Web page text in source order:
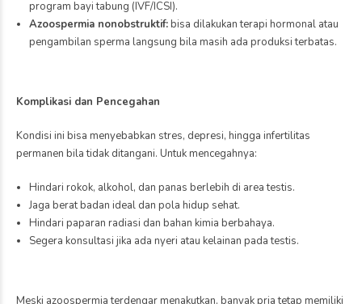
program bayi tabung (IVF/ICSI).
Azoospermia nonobstruktif:bisa dilakukan terapi hormonal atau
pengambilan sperma langsung bila masih ada produksi terbatas.
Komplikasi dan Pencegahan
Kondisi ini bisa menyebabkan stres, depresi, hingga infertilitas
permanen bila tidak ditangani. Untuk mencegahnya:
Hindari rokok, alkohol, dan panas berlebih di area testis.
Jaga berat badan ideal dan pola hidup sehat.
Hindari paparan radiasi dan bahan kimia berbahaya.
Segera konsultasi jika ada nyeri atau kelainan pada testis.
Meski azoospermia terdengar menakutkan, banyak pria tetap memiliki